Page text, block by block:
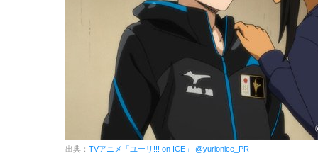
出典： TVアニメ「ユーリ!!! on ICE」 @yurionice_PR